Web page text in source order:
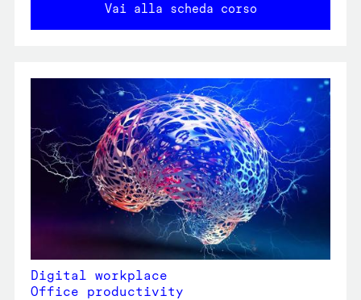
Vai alla scheda corso
Digital workplace
Office productivity